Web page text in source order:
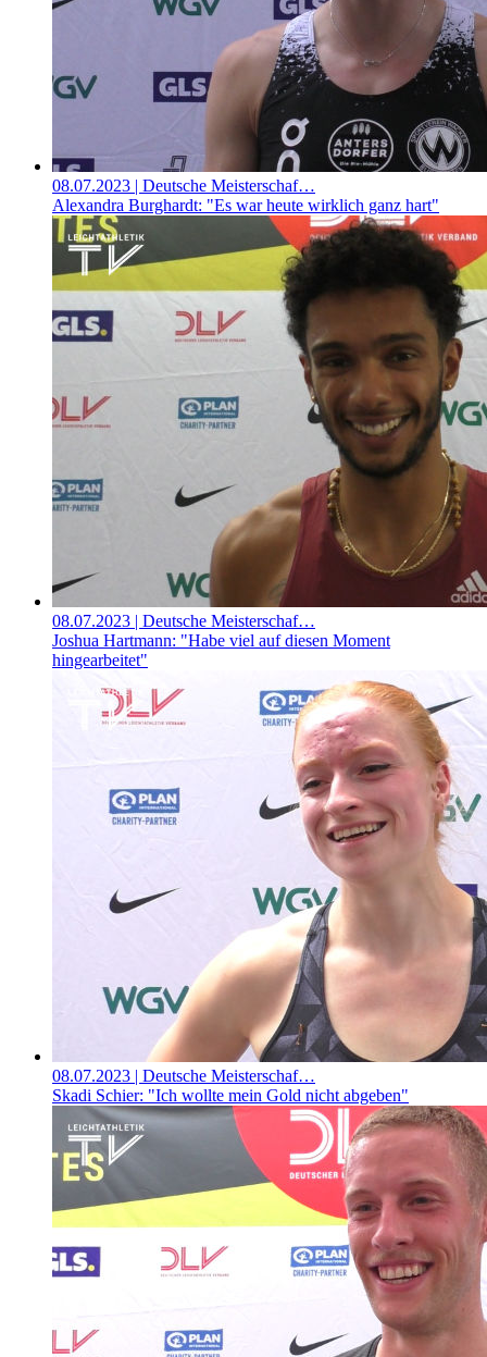
08.07.2023 | Deutsche Meisterschaf…
Alexandra Burghardt: "Es war heute wirklich ganz hart"
08.07.2023 | Deutsche Meisterschaf…
Joshua Hartmann: "Habe viel auf diesen Moment
hingearbeitet"
08.07.2023 | Deutsche Meisterschaf…
Skadi Schier: "Ich wollte mein Gold nicht abgeben"